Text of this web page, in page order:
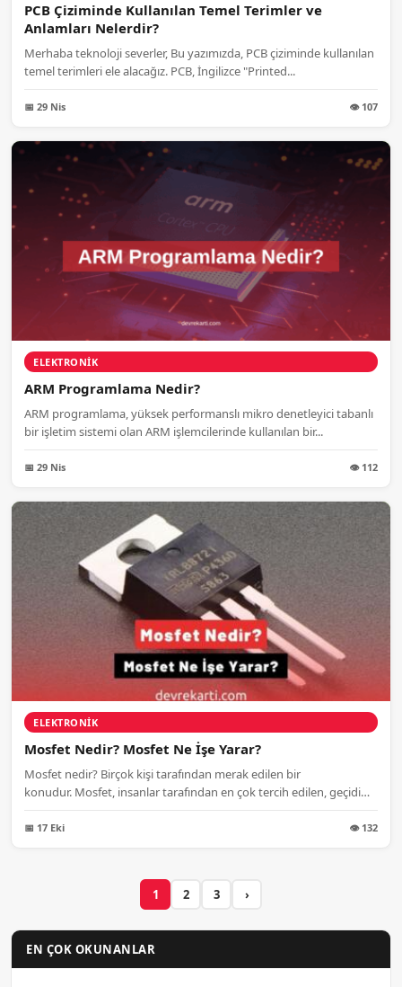
PCB Çiziminde Kullanılan Temel Terimler ve
Anlamları Nelerdir?
Merhaba teknoloji severler, Bu yazımızda, PCB çiziminde kullanılan
temel terimleri ele alacağız. PCB, İngilizce "Printed...
📅 29 Nis 👁 107
ELEKTRONIK
ARM Programlama Nedir?
ARM programlama, yüksek performanslı mikro denetleyici tabanlı
bir işletim sistemi olan ARM işlemcilerinde kullanılan bir...
📅 29 Nis 👁 112
ELEKTRONIK
Mosfet Nedir? Mosfet Ne İşe Yarar?
Mosfet nedir? Birçok kişi tarafından merak edilen bir
konudur. Mosfet, insanlar tarafından en çok tercih edilen, geçidi
📅 17 Eki 👁 132
1 2 3 ›
EN ÇOK OKUNANLAR